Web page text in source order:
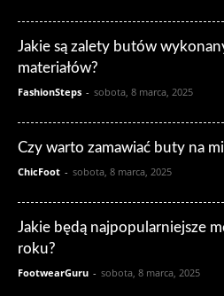
Jakie są zalety butów
materiałów?
FashionSteps - sobota, 8 marca, 2025
Czy warto zamawiać buty na
ChicFoot - sobota, 8 marca, 2025
Jakie będą najpopularniejsze
roku?
FootwearGuru - sobota, 8 marca, 2025